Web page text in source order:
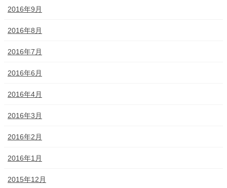
2016年9月
2016年8月
2016年7月
2016年6月
2016年4月
2016年3月
2016年2月
2016年1月
2015年12月